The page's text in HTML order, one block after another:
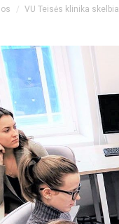
VU Teisės klinika